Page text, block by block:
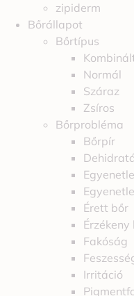
zipiderm
Bőrállapot
Bőrtípus
Normál
Száraz
Zsíros
Bőrprobléma
Bőrpír
Érett bőr
Érzékeny
Fakóság
Irritáció